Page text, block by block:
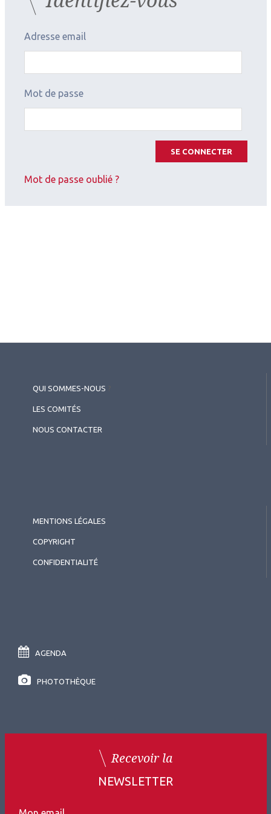
Adresse email
Mot de passe
SE CONNECTER
Mot de passe oublié ?
QUI SOMMES-NOUS
LES COMITÉS
NOUS CONTACTER
MENTIONS LÉGALES
COPYRIGHT
CONFIDENTIALITÉ
AGENDA
PHOTOTHÈQUE
Recevoir la
NEWSLETTER